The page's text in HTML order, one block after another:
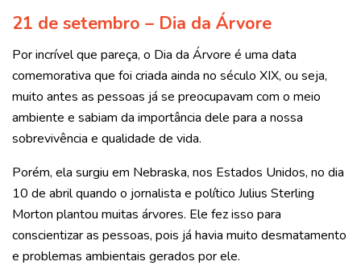
21 de setembro – Dia da Árvore
Por incrível que pareça, o Dia da Árvore é uma data
comemorativa que foi criada ainda no século XIX, ou seja,
muito antes as pessoas já se preocupavam com o meio
ambiente e sabiam da importância dele para a nossa
sobrevivência e qualidade de vida.
Porém, ela surgiu em Nebraska, nos Estados Unidos, no dia
10 de abril quando o jornalista e político Julius Sterling
Morton plantou muitas árvores. Ele fez isso para
conscientizar as pessoas, pois já havia muito desmatamento
e problemas ambientais gerados por ele.